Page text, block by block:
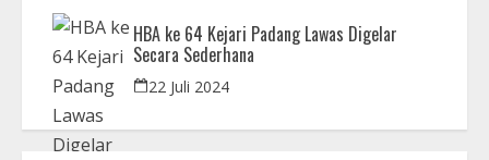
HBA ke 64 Kejari Padang Lawas Digelar
Secara Sederhana
22 Juli 2024